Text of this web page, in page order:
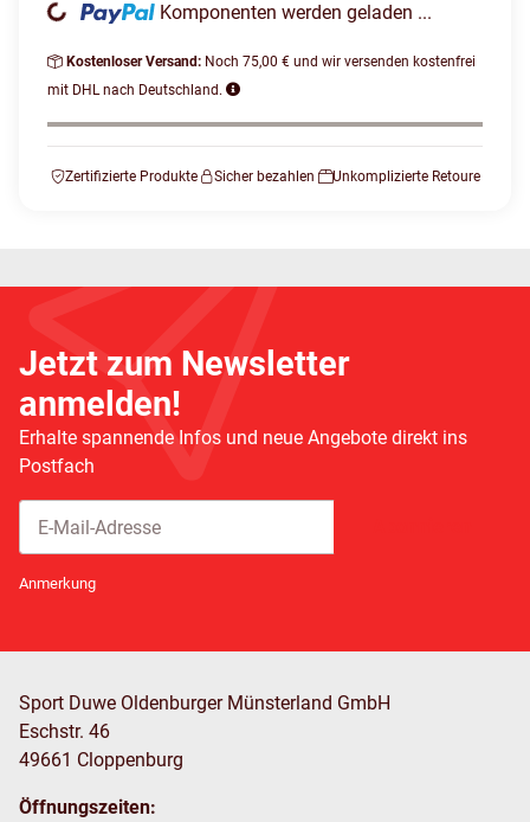
Loading... Komponenten werden geladen ...
Kostenloser Versand: Noch 75,00 € und wir versenden kostenfrei
mit DHL nach Deutschland.
Zertifizierte Produkte Sicher bezahlen Unkomplizierte Retoure
Jetzt zum Newsletter
anmelden!
Erhalte spannende Infos und neue Angebote direkt ins
Postfach
Anmerkung
Sport Duwe Oldenburger Münsterland GmbH
Eschstr. 46
49661 Cloppenburg
Öffnungszeiten: